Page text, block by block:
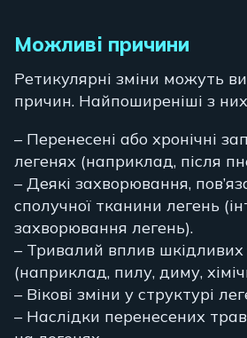
Можливі причини
Ретикулярні зміни можуть
причин. Найпоширеніші з
– Перенесені або хронічні
легенях (наприклад, після
– Деякі захворювання,
сполучної тканини легень
захворювання легень).
– Тривалий вплив шкідливих
(наприклад, пилу, диму,
– Вікові зміни у структурі
– Наслідки перенесених